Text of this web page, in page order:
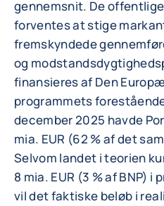
gennemsnit. De
forventes at stige
fremskyndede
og
finansieres af Den
programmets
december 2025 havde
mia. EUR (62 % af det
Selvom landet i teorien
8 mia. EUR (3 % af BNP)
vil det faktiske beløb i